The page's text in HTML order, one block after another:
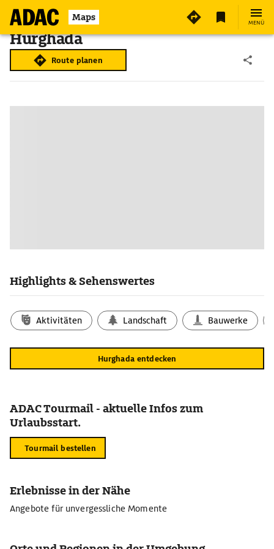
Maps MENÜ
Hurghada
Route planen
Highlights & Sehenswertes
Aktivitäten Landschaft Bauwerke
Hurghada entdecken
ADAC Tourmail - aktuelle Infos zum
Urlaubsstart.
Tourmail bestellen
Erlebnisse in der Nähe
Angebote für unvergessliche Momente